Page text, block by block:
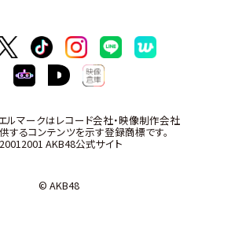
ルマークはレコード会社・映像制作会社
するコンテンツを示す登録商標です。
AKB48公式サイト
© AKB48